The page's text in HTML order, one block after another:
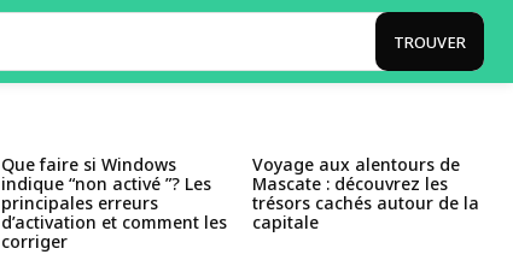
TROUVER
Que faire si Windows
indique “non activé ”? Les
principales erreurs
d’activation et comment les
corriger
Voyage aux alentours de
Mascate : découvrez les
trésors cachés autour de la
capitale